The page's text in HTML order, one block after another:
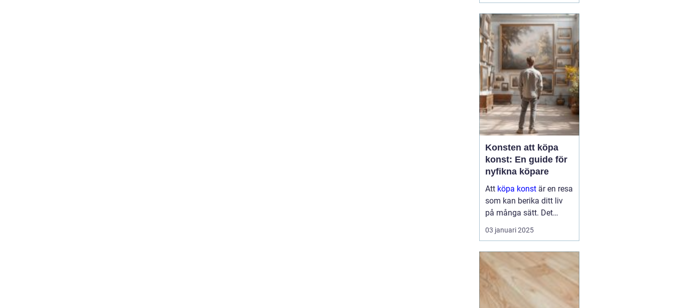
många. I Vällingby finns
det flera alternativ för att
ta ett pass...
Konsten att köpa
konst: En guide för
nyfikna köpare
Att köpa konst är en resa
som kan berika ditt liv
på många sätt. Det
handlar om mer än att
bara hänga en tavla på
källa till inspirati...
03 januari 2025